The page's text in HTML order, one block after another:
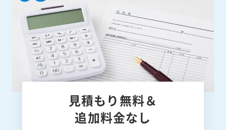
見積もり無料＆
追加料金なし